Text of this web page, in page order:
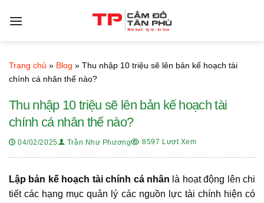
qua
Trang chủ » Blog » Thu nhập 10 triệu sẽ lên bản kế hoạch tài
chính cá nhân thế nào?
Thu nhập 10 triệu sẽ lên bản kế hoạch tài
chính cá nhân thế nào?
04/02/2025 Trần Như Phương 8597 Lượt Xem
Lập bản kế hoạch tài chính cá nhân là hoạt động lên chi
tiết các hạng mục quản lý các nguồn lực tài chính hiện có